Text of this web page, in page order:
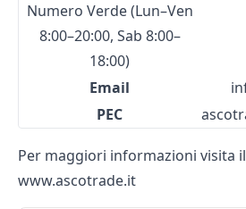
Numero Verde (Lun–Ven
8:00–20:00, Sab 8:00–
18:00)
Email
PEC
Per maggiori informazioni visita
www.ascotrade.it